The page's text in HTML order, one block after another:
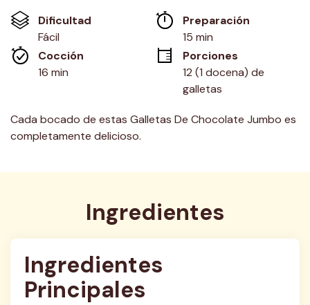
en
misma
página.
Dificultad
Fácil
Preparación
15 min
Cocción
16 min
Porciones
12 (1 docena) de
galletas
Cada bocado de estas Galletas De Chocolate Jumbo es
completamente delicioso.
Ingredientes
Ingredientes
Principales